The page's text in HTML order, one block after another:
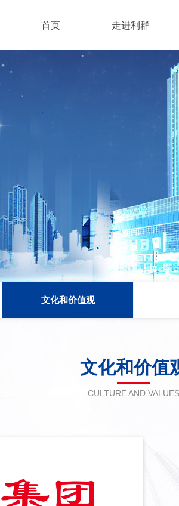
首页 走进利群
文化和价值观
文化和价值
CULTURE AND VALUES